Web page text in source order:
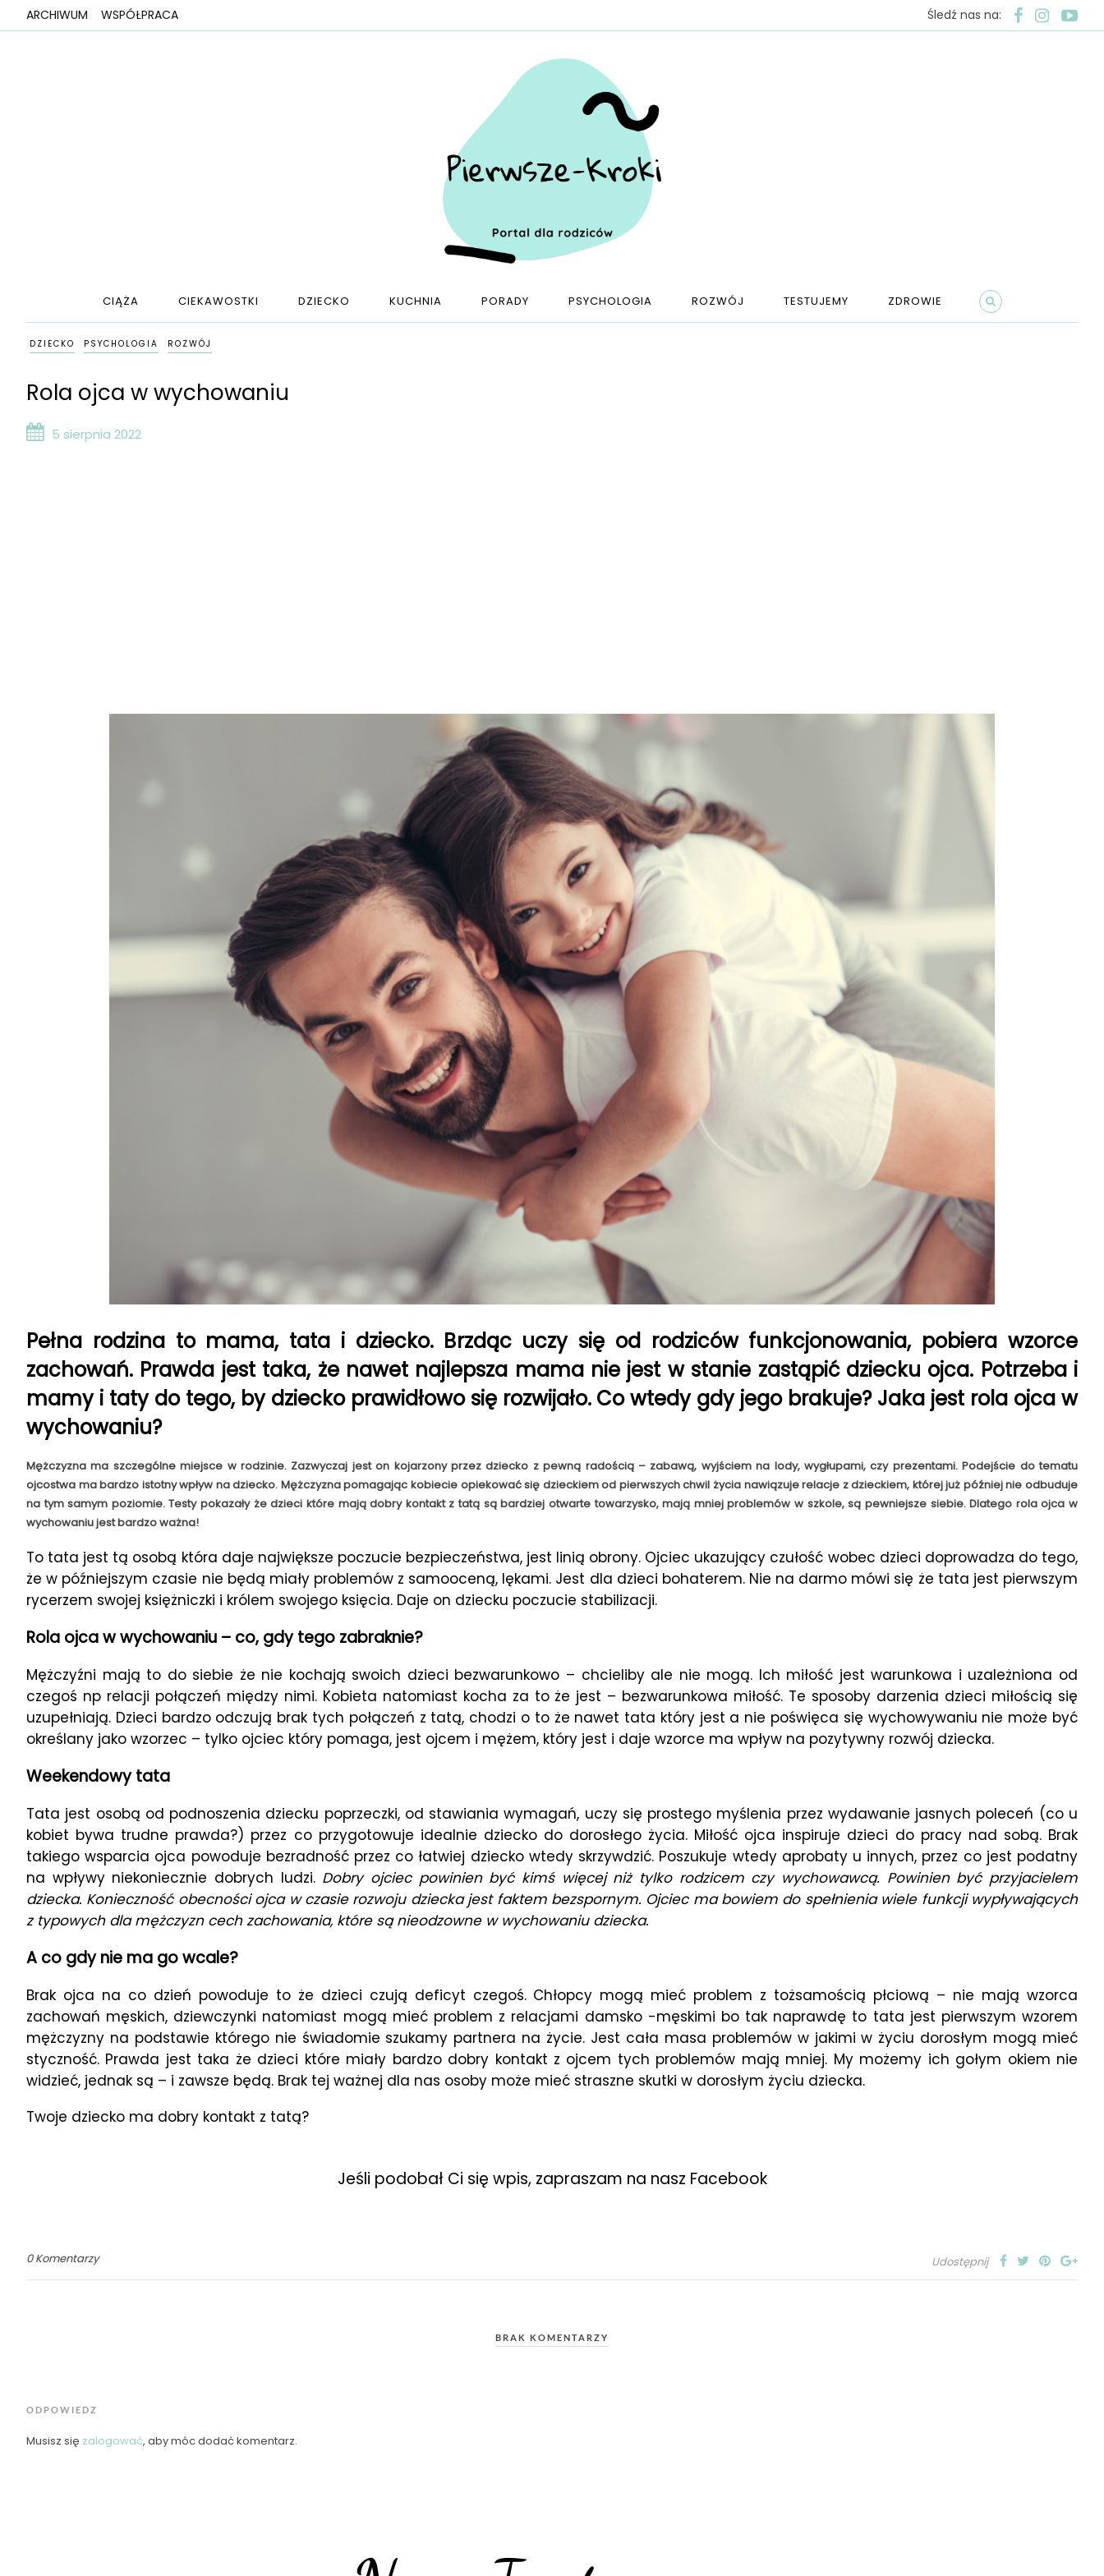
ARCHIWUM WSPÓŁPRACA Śledź nas na:
CIĄŻA CIEKAWOSTKI DZIECKO KUCHNIA PORADY PSYCHOLOGIA ROZWÓJ TESTUJEMY ZDROWIE
DZIECKO PSYCHOLOGIA ROZWÓJ
Rola ojca w wychowaniu
5 sierpnia 2022
Pełna rodzina to mama, tata i dziecko. Brzdąc uczy się od rodziców funkcjonowania, pobiera wzorce
zachowań. Prawda jest taka, że nawet najlepsza mama nie jest w stanie zastąpić dziecku ojca. Potrzeba i
mamy i taty do tego, by dziecko prawidłowo się rozwijało. Co wtedy gdy jego brakuje? Jaka jest rola ojca w
wychowaniu?
Mężczyzna ma szczególne miejsce w rodzinie. Zazwyczaj jest on kojarzony przez dziecko z pewną radością – zabawą, wyjściem na lody, wygłupami, czy prezentami. Podejście do tematu
ojcostwa ma bardzo istotny wpływ na dziecko. Mężczyzna pomagając kobiecie opiekować się dzieckiem od pierwszych chwil życia nawiązuje relacje z dzieckiem, której już później nie odbuduje
na tym samym poziomie. Testy pokazały że dzieci które mają dobry kontakt z tatą są bardziej otwarte towarzysko, mają mniej problemów w szkole, są pewniejsze siebie. Dlatego rola ojca w
wychowaniu jest bardzo ważna!
To tata jest tą osobą która daje największe poczucie bezpieczeństwa, jest linią obrony. Ojciec ukazujący czułość wobec dzieci doprowadza do tego,
że w późniejszym czasie nie będą miały problemów z samooceną, lękami. Jest dla dzieci bohaterem. Nie na darmo mówi się że tata jest pierwszym
rycerzem swojej księżniczki i królem swojego księcia. Daje on dziecku poczucie stabilizacji.
Rola ojca w wychowaniu – co, gdy tego zabraknie?
Mężczyźni mają to do siebie że nie kochają swoich dzieci bezwarunkowo – chcieliby ale nie mogą. Ich miłość jest warunkowa i uzależniona od
czegoś np relacji połączeń między nimi. Kobieta natomiast kocha za to że jest – bezwarunkowa miłość. Te sposoby darzenia dzieci miłością się
uzupełniają. Dzieci bardzo odczują brak tych połączeń z tatą, chodzi o to że nawet tata który jest a nie poświęca się wychowywaniu nie może być
określany jako wzorzec – tylko ojciec który pomaga, jest ojcem i mężem, który jest i daje wzorce ma wpływ na pozytywny rozwój dziecka.
Weekendowy tata
Tata jest osobą od podnoszenia dziecku poprzeczki, od stawiania wymagań, uczy się prostego myślenia przez wydawanie jasnych poleceń (co u
kobiet bywa trudne prawda?) przez co przygotowuje idealnie dziecko do dorosłego życia. Miłość ojca inspiruje dzieci do pracy nad sobą. Brak
takiego wsparcia ojca powoduje bezradność przez co łatwiej dziecko wtedy skrzywdzić. Poszukuje wtedy aprobaty u innych, przez co jest podatny
na wpływy niekoniecznie dobrych ludzi. Dobry ojciec powinien być kimś więcej niż tylko rodzicem czy wychowawcą. Powinien być przyjacielem
dziecka. Konieczność obecności ojca w czasie rozwoju dziecka jest faktem bezspornym. Ojciec ma bowiem do spełnienia wiele funkcji wypływających
z typowych dla mężczyzn cech zachowania, które są nieodzowne w wychowaniu dziecka.
A co gdy nie ma go wcale?
Brak ojca na co dzień powoduje to że dzieci czują deficyt czegoś. Chłopcy mogą mieć problem z tożsamością płciową – nie mają wzorca
zachowań męskich, dziewczynki natomiast mogą mieć problem z relacjami damsko -męskimi bo tak naprawdę to tata jest pierwszym wzorem
mężczyzny na podstawie którego nie świadomie szukamy partnera na życie. Jest cała masa problemów w jakimi w życiu dorosłym mogą mieć
styczność. Prawda jest taka że dzieci które miały bardzo dobry kontakt z ojcem tych problemów mają mniej. My możemy ich gołym okiem nie
widzieć, jednak są – i zawsze będą. Brak tej ważnej dla nas osoby może mieć straszne skutki w dorosłym życiu dziecka.
Twoje dziecko ma dobry kontakt z tatą?
Jeśli podobał Ci się wpis, zapraszam na nasz Facebook
0 Komentarzy Udostępnij
BRAK KOMENTARZY
ODPOWIEDZ
Musisz się zalogować, aby móc dodać komentarz.